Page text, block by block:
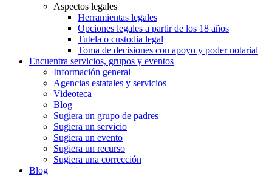
Aspectos legales
Herramientas legales
Opciones legales a partir de los 18 años
Tutela o custodia legal
Toma de decisiones con apoyo y poder notarial
Encuentra servicios, grupos y eventos
Información general
Agencias estatales y servicios
Videoteca
Blog
Sugiera un grupo de padres
Sugiera un servicio
Sugiera un evento
Sugiera un recurso
Sugiera una corrección
Blog